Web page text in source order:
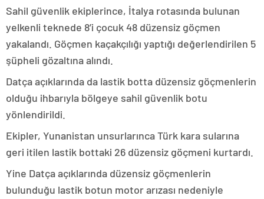
Sahil güvenlik ekiplerince, İtalya rotasında bulunan
yelkenli teknede 8’i çocuk 48 düzensiz göçmen
yakalandı. Göçmen kaçakçılığı yaptığı değerlendirilen 5
şüpheli gözaltına alındı.
Datça açıklarında da lastik botta düzensiz göçmenlerin
olduğu ihbarıyla bölgeye sahil güvenlik botu
yönlendirildi.
Ekipler, Yunanistan unsurlarınca Türk kara sularına
geri itilen lastik bottaki 26 düzensiz göçmeni kurtardı.
Yine Datça açıklarında düzensiz göçmenlerin
bulunduğu lastik botun motor arızası nedeniyle